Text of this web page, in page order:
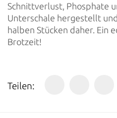
Schnittverlust, Phosphate
Unterschale hergestellt
halben Stücken daher. Ein
Brotzeit!
Teilen: